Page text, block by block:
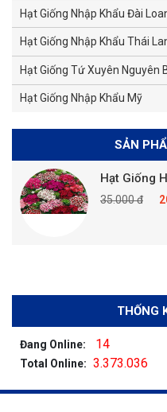
Hạt Giống Nhập Khẩu Đài
Hạt Giống Nhập Khẩu Thái
Hạt Giống Tứ Xuyên Nguyên
Hạt Giống Nhập Khẩu Mỹ
SẢN
Hạt Giống
35.000 đ
THỐNG
Đang Online: 14
Total Online: 3.373.036